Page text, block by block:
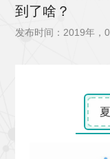
到了啥？
发布时间：2019年，